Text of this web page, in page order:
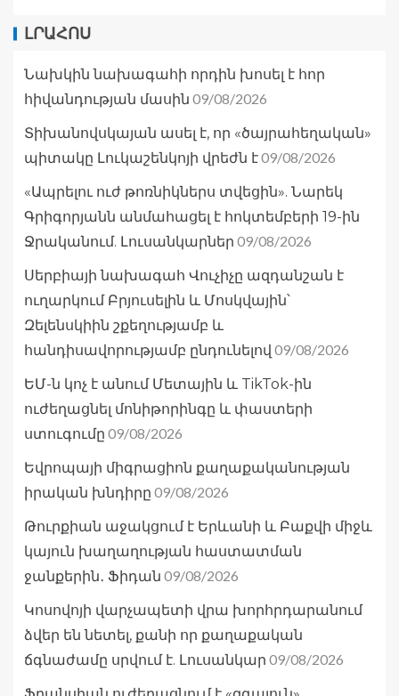
ԼՐԱՀՈՍ
Նախկին նախագահի որդին խոսել է հոր
հիվանդության մասին 09/08/2026
Տիխանովսկայան ասել է, որ «ծայրահեղական»
պիտակը Լուկաշենկոյի վրեժն է09/08/2026
«Ապրելու ուժ թոռնիկներս տվեցին». Նարեկ
Գրիգորյանն անմահացել է հոկտեմբերի 19-ին
Ջրականում. Լուսանկարներ 09/08/2026
Սերբիայի նախագահ Վուչիչը ազդանշան է
ուղարկում Բրյուսելին և Մոսկվային՝
Զելենսկիին շքեղությամբ և
հանդիսավորությամբ ընդունելով 09/08/2026
ԵՄ-ն կոչ է անում Մետային և TikTok-ին
ուժեղացնել մոնիթորինգը և փաստերի
ստուգումը 09/08/2026
Եվրոպայի միգրացիոն քաղաքականության
իրական խնդիրը 09/08/2026
Թուրքիան աջակցում է Երևանի և Բաքվի միջև
կայուն խաղաղության հաստատման
ջանքերին․ Ֆիդան 09/08/2026
Կոսովոյի վարչապետի վրա խորհրդարանում
ձվեր են նետել, քանի որ քաղաքական
ճգնաժամը սրվում է. Լուսանկար 09/08/2026